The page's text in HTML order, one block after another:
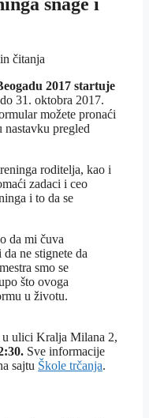
čitanja
2017 startuje
31. oktobra 2017.
možete pronaći
nastavku pregled
roditelja, kao i
zadaci i ceo
i to da se
da mi čuva
ne stignete da
smo se
što ovoga
u životu.
u ulici Kralja Milana 2,
Sve informacije
sajtu Škole trčanja.